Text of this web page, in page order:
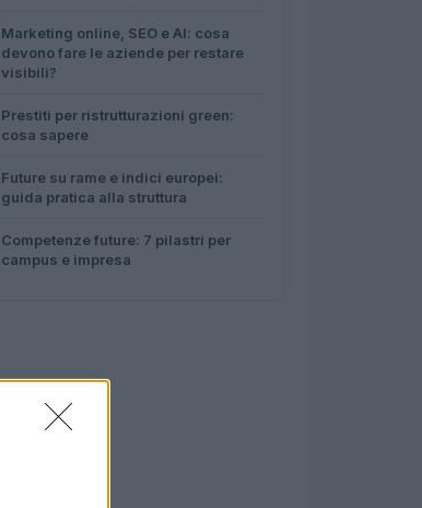
Marketing online, SEO e AI: cosa
devono fare le aziende per restare
visibili?
Prestiti per ristrutturazioni green:
cosa sapere
Future su rame e indici europei:
guida pratica alla struttura
Competenze future: 7 pilastri per
campus e impresa